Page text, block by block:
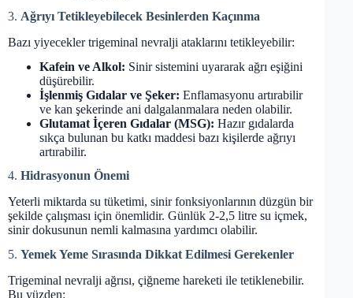
3. Ağrıyı Tetikleyebilecek Besinlerden Kaçınma
Bazı yiyecekler trigeminal nevralji ataklarını tetikleyebilir:
Kafein ve Alkol: Sinir sistemini uyararak ağrı eşiğini
düşürebilir.
İşlenmiş Gıdalar ve Şeker: Enflamasyonu artırabilir
ve kan şekerinde ani dalgalanmalara neden olabilir.
Glutamat İçeren Gıdalar (MSG): Hazır gıdalarda
sıkça bulunan bu katkı maddesi bazı kişilerde ağrıyı
artırabilir.
4. Hidrasyonun Önemi
Yeterli miktarda su tüketimi, sinir fonksiyonlarının düzgün bir
şekilde çalışması için önemlidir. Günlük 2-2,5 litre su içmek,
sinir dokusunun nemli kalmasına yardımcı olabilir.
5. Yemek Yeme Sırasında Dikkat Edilmesi Gerekenler
Trigeminal nevralji ağrısı, çiğneme hareketi ile tetiklenebilir.
Bu yüzden: